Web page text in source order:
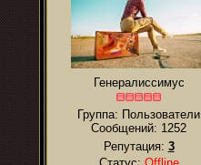
Генералиссимус
Группа: Пользователи
Сообщений: 1252
Репутация: 3